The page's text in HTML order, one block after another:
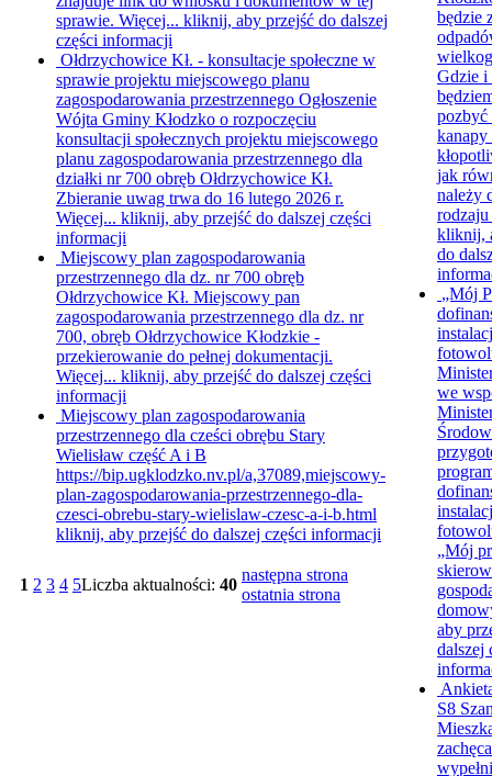
sprawie. Więcej... kliknij, aby przejść do dalszej
części informacji
Ołdrzychowice Kł. - konsultacje społeczne w
sprawie projektu miejscowego planu
zagospodarowania przestrzennego Ogłoszenie
Wójta Gminy Kłodzko o rozpoczęciu
konsultacji społecznych projektu miejscowego
planu zagospodarowania przestrzennego dla
działki nr 700 obręb Ołdrzychowice Kł.
Zbieranie uwag trwa do 16 lutego 2026 r.
Więcej... kliknij, aby przejść do dalszej części
informacji
Miejscowy plan zagospodarowania
przestrzennego dla dz. nr 700 obręb
Ołdrzychowice Kł. Miejscowy pan
zagospodarowania przestrzennego dla dz. nr
700, obręb Ołdrzychowice Kłodzkie -
przekierowanie do pełnej dokumentacji.
Więcej... kliknij, aby przejść do dalszej części
informacji
Miejscowy plan zagospodarowania
przestrzennego dla cześci obrębu Stary
Wielisław część A i B
https://bip.ugklodzko.nv.pl/a,37089,miejscowy-
plan-zagospodarowania-przestrzennego-dla-
czesci-obrebu-stary-wielislaw-czesc-a-i-b.html
kliknij, aby przejść do dalszej części informacji
1 2 3 4 5Liczba aktualności: 40
następna strona
ostatnia strona
będzie
Gdzie i
pozbyć
kanapy
jak
należy
kliknij,
do
„Mój
we
„Mój
aby
dalszej
S8